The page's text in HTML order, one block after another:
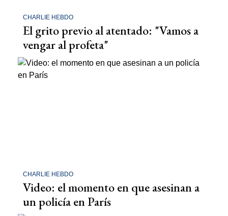
CHARLIE HEBDO
El grito previo al atentado: "Vamos a
vengar al profeta"
CHARLIE HEBDO
Video: el momento en que asesinan a
un policía en París